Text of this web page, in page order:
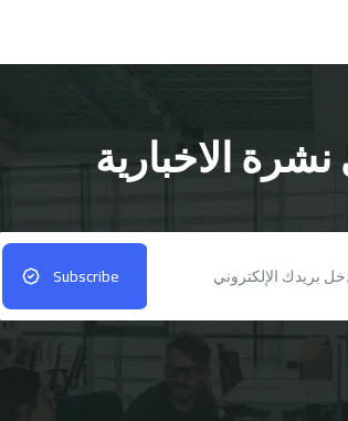
الاخبارية
Subscribe